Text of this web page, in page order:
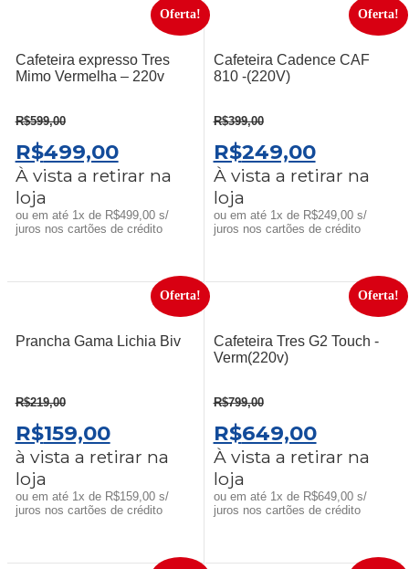
Oferta!
Cafeteira expresso Tres
Mimo Vermelha – 220v
R$599,00
O
PREÇO
ORIGINAL
ERA:
R$499,00O
PREÇO
É:
À vista a retirar na
loja
ou em até 1x de R$499,00 s/
juros nos cartões de crédito
Oferta!
Cafeteira Cadence CAF
810 -(220V)
R$399,00
O
PREÇO
ORIGINAL
ERA:
R$249,00O
PREÇO
É:
À vista a retirar na
loja
ou em até 1x de R$249,00 s/
juros nos cartões de crédito
Oferta!
Prancha Gama Lichia Biv
R$219,00
O
PREÇO
ORIGINAL
ERA:
R$159,00O
PREÇO
É:
à vista a retirar na
loja
ou em até 1x de R$159,00 s/
juros nos cartões de crédito
Oferta!
Cafeteira Tres G2 Touch -
Verm(220v)
R$799,00
O
PREÇO
ORIGINAL
ERA:
R$649,00O
PREÇO
É:
À vista a retirar na
loja
ou em até 1x de R$649,00 s/
juros nos cartões de crédito